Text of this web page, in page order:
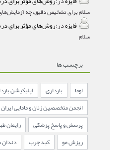
فایزهدر:روش‌های مؤثر برای
سلام
برچسب ها
اوما بارداری اپلیکیشن
انجمن متخصصین زنان و مامایی ایران
پرسش و پاسخ پزشکی
زایمان
ریزش مو
کبد چرب
دندان